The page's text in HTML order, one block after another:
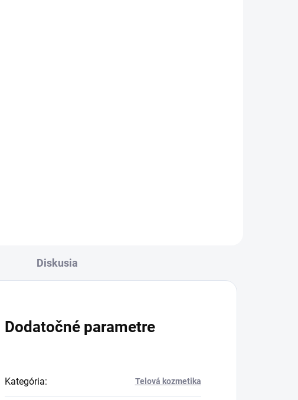
Diskusia
Dodatočné parametre
Kategória: Telová kozmetika